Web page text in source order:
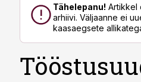
Tähelepanu! Artikkel
arhiivi. Väljaanne ei
kaasaegsete